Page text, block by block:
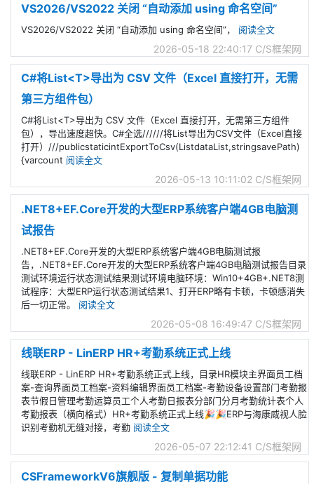
VS2026/VS2022 关闭 “自动添加 using 命名空间”
VS2026/VS2022 关闭 “自动添加 using 命名空间”， 阅读全文
2026-05-18 22:40:17 C/S框架网
C#将List<T>导出为 CSV 文件（Excel 直接打开，无需
第三方组件包）
C#将List<T>导出为 CSV 文件（Excel 直接打开，无需第三方组件
包），导出速度超快。C#全选//////将List导出为CSV文件（Excel直接
打开）///publicstaticintExportToCsv(ListdataList,stringsavePath)
{varcount 阅读全文
2026-05-13 10:11:02 C/S框架网
.NET8+EF.Core开发的大型ERP系统客户端4GB电脑测
试报告
.NET8+EF.Core开发的大型ERP系统客户端4GB电脑测试报
告，.NET8+EF.Core开发的大型ERP系统客户端4GB电脑测试报告目录
测试环境运行状态测试结果测试环境电脑环境：Win10+4GB+.NET8测
试程序：大型ERP运行状态测试结果1、打开ERP略有卡顿，卡顿感消失
后一切正常。 阅读全文
2026-05-08 16:49:47 C/S框架网
线联ERP - LinERP HR+考勤系统正式上线
线联ERP - LinERP HR+考勤系统正式上线，目录HR模块主界面员工档
案-查询界面员工档案-资料编辑界面员工档案-考勤设备设置部门考勤报
表节假日管理考勤运算员工个人考勤日报表分部门分月考勤统计表个人
考勤报表（横向格式）HR+考勤系统正式上线🎉🎉ERP与海康威视人脸
识别考勤机无缝对接，考勤 阅读全文
2026-05-07 22:12:41 C/S框架网
CSFrameworkV6旗舰版 - 复制单据功能